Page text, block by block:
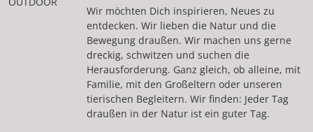
Wir möchten Dich inspirieren, Neues zu
entdecken. Wir lieben die Natur und die
Bewegung draußen. Wir machen uns gerne
dreckig, schwitzen und suchen die
Herausforderung. Ganz gleich, ob alleine, mit
Familie, mit den Großeltern oder unseren
tierischen Begleitern. Wir finden: Jeder Tag
draußen in der Natur ist ein guter Tag.